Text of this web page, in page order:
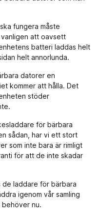
fungera måste
att oavsett
batteri laddas helt
helt annorlunda.
datorer en
kommer att hålla. Det
stöder
för bärbara
sådan, har vi ett stort
som inte bara är rimligt
för att de inte skadar
de laddare för bärbara
igenom vår samling
nu.